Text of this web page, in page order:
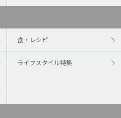
食・レシピ
ライフスタイル特集